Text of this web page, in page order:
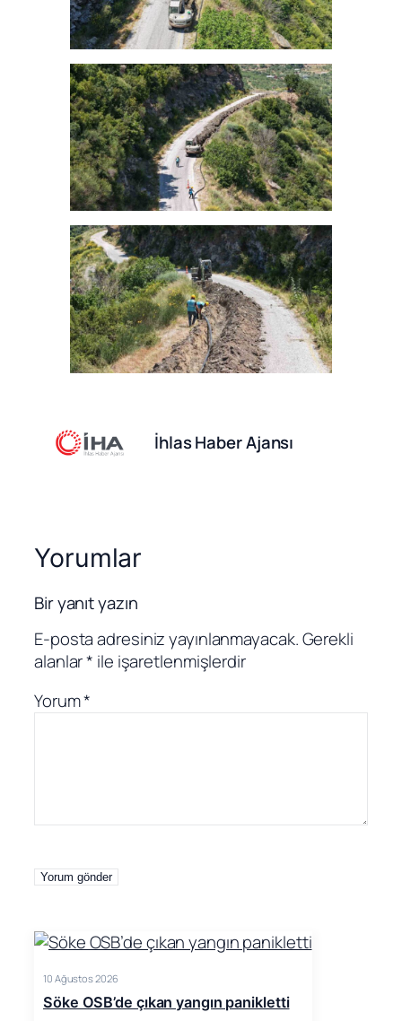
İhlas Haber Ajansı
Yorumlar
Bir yanıt yazın
E-posta adresiniz yayınlanmayacak.Gerekli
alanlar* ile işaretlenmişlerdir
Yorum*
10 Ağustos 2026
Söke OSB’de çıkan yangın panikletti